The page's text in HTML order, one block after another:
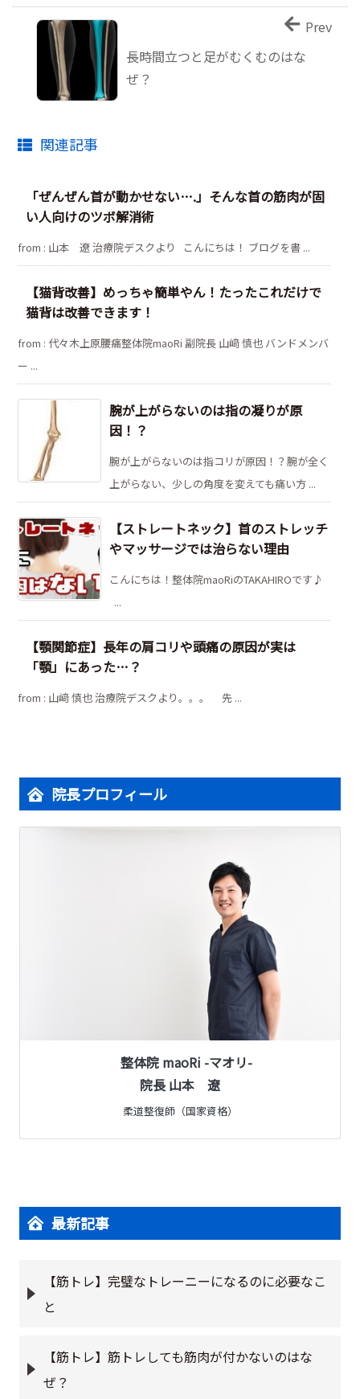
長時間立つと足がむくむのはな
ぜ？
Prev
関連記事
「ぜんぜん首が動かせない….」そんな首の筋肉が固
い人向けのツボ解消術
from : 山本 遼 治療院デスクより こんにちは！ ブログを書 ...
【猫背改善】めっちゃ簡単やん！たったこれだけで
猫背は改善できます！
from : 代々木上原腰痛整体院maoRi 副院長 山﨑 慎也 バンドメンバ
ー ...
腕が上がらないのは指の凝りが原
因！？
腕が上がらないのは指コリが原因！？腕が全く
上がらない、少しの角度を変えても痛い方 ...
【ストレートネック】首のストレッチ
やマッサージでは治らない理由
こんにちは！整体院maoRiのTAKAHIROです♪
...
【顎関節症】長年の肩コリや頭痛の原因が実は
「顎」にあった…？
from : 山﨑 慎也 治療院デスクより。。。 先 ...
院長プロフィール
整体院 maoRi -マオリ-
院長 山本 遼
柔道整復師（国家資格）
最新記事
【筋トレ】完璧なトレーニーになるのに必要なこ
と
【筋トレ】筋トレしても筋肉が付かないのはな
ぜ？